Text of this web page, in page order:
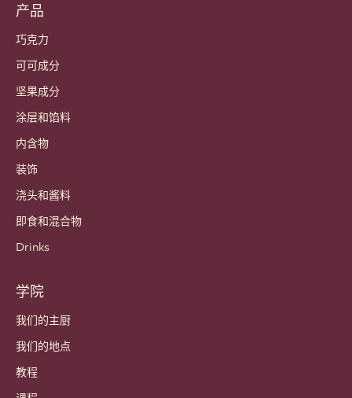
产品
巧克力
可可成分
坚果成分
涂层和馅料
内含物
装饰
浇头和酱料
即食和混合物
Drinks
学院
我们的主厨
我们的地点
教程